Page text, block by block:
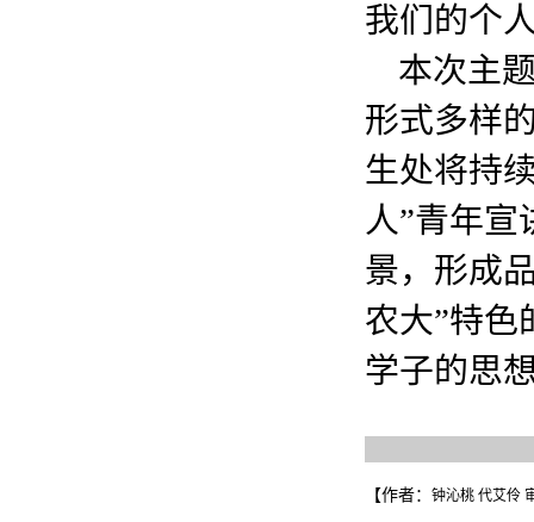
我们的个
本次主
形式多样
生处将持
人”青年
景，形成
农大”特色
学子的思
【作者： 钟沁桃 代艾伶